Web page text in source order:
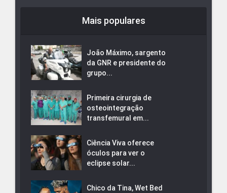
Mais populares
João Máximo, sargento
da GNR e presidente do
grupo...
Primeira cirurgia de
osteointegração
transfemural em...
Ciência Viva oferece
óculos para ver o
eclipse solar...
Chico da Tina, Wet Bed